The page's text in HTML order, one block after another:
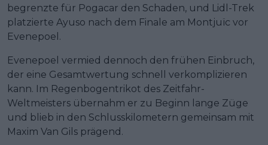
begrenzte für Pogacar den Schaden, und Lidl-Trek
platzierte Ayuso nach dem Finale am Montjuïc vor
Evenepoel.
Evenepoel vermied dennoch den frühen Einbruch,
der eine Gesamtwertung schnell verkomplizieren
kann. Im Regenbogentrikot des Zeitfahr-
Weltmeisters übernahm er zu Beginn lange Züge
und blieb in den Schlusskilometern gemeinsam mit
Maxim Van Gils prägend.